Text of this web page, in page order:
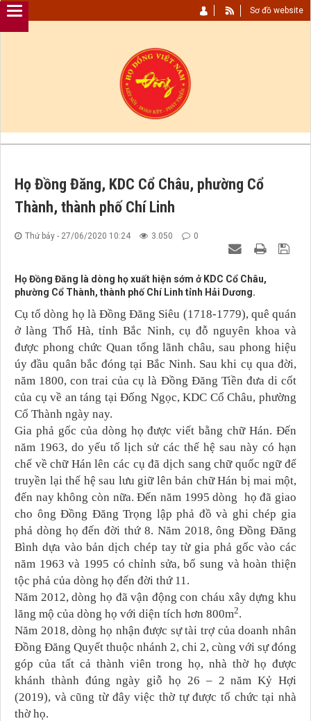
Sơ đồ website
Họ Đồng Đăng, KDC Cổ Châu, phường Cổ
Thành, thành phố Chí Linh
Thứ bảy - 27/06/2020 10:24 3.050 0
Họ Đồng Đăng là dòng họ xuất hiện sớm ở KDC Cổ Châu,
phường Cổ Thành, thành phố Chí Linh tỉnh Hải Dương.
Cụ tổ dòng họ là Đồng Đăng Siêu (1718-1779), quê quán
ở làng Thổ Hà, tỉnh Bắc Ninh, cụ đỗ nguyên khoa và
được phong chức Quan tổng lãnh châu, sau phong hiệu
úy đầu quân bắc đóng tại Bắc Ninh. Sau khi cụ qua đời,
năm 1800, con trai của cụ là Đồng Đăng Tiền đưa di cốt
của cụ về an táng tại Đống Ngọc, KDC Cổ Châu, phường
Cổ Thành ngày nay.
Gia phả gốc của dòng họ được viết bằng chữ Hán. Đến
năm 1963, do yếu tố lịch sử các thế hệ sau này có hạn
chế về chữ Hán lên các cụ đã dịch sang chữ quốc ngữ để
truyền lại thế hệ sau lưu giữ lên bản chữ Hán bị mai một,
đến nay không còn nữa. Đến năm 1995 dòng họ đã giao
cho ông Đồng Đăng Trọng lập phả đồ và ghi chép gia
phả dòng họ đến đời thứ 8. Năm 2018, ông Đồng Đăng
Bình dựa vào bản dịch chép tay từ gia phả gốc vào các
năm 1963 và 1995 có chỉnh sửa, bổ sung và hoàn thiện
tộc phả của dòng họ đến đời thứ 11.
Năm 2012, dòng họ đã vận động con cháu xây dựng khu
lăng mộ của dòng họ với diện tích hơn 800m2.
Năm 2018, dòng họ nhận được sự tài trợ của doanh nhân
Đồng Đăng Quyết thuộc nhánh 2, chi 2, cùng với sự đóng
góp của tất cả thành viên trong họ, nhà thờ họ được
khánh thành đúng ngày giỗ họ 26 – 2 năm Kỷ Hợi
(2019), và cũng từ đây việc thờ tự được tổ chức tại nhà
thờ họ.